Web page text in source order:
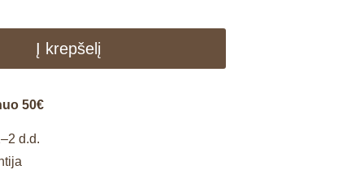
Į krepšelį
50€
d.d.